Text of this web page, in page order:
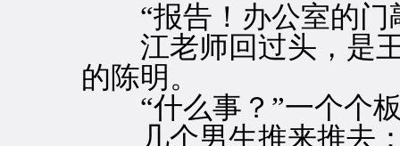
“报告！办公室的门
江老师回过头，是王
的陈明。
“什么事？”一个个
几个男生推来推去：